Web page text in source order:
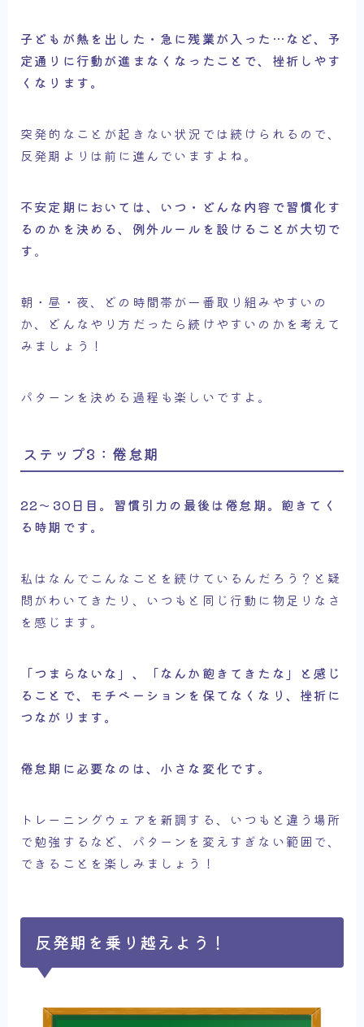
子どもが熱を出した・急に残業が入った…など、予
定通りに行動が進まなくなったことで、挫折しやす
くなります。
突発的なことが起きない状況では続けられるので、
反発期よりは前に進んでいますよね。
不安定期においては、いつ・どんな内容で習慣化す
るのかを決める、例外ルールを設けることが大切で
す。
朝・昼・夜、どの時間帯が一番取り組みやすいの
か、どんなやり方だったら続けやすいのかを考えて
みましょう！
パターンを決める過程も楽しいですよ。
ステップ3：倦怠期
22～30日目。習慣引力の最後は倦怠期。飽きてく
る時期です。
私はなんでこんなことを続けているんだろう？と疑
問がわいてきたり、いつもと同じ行動に物足りなさ
を感じます。
「つまらないな」、「なんか飽きてきたな」と感じ
ることで、モチベーションを保てなくなり、挫折に
つながります。
倦怠期に必要なのは、小さな変化です。
トレーニングウェアを新調する、いつもと違う場所
で勉強するなど、パターンを変えすぎない範囲で、
できることを楽しみましょう！
反発期を乗り越えよう！